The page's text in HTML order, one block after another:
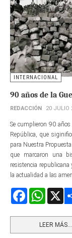
INTERNACIONAL
90 años de la
REDACCIÓN 20 JULIO
Se cumplieron 90
República, que
para Nuestra
que marcaron una
resistencia
la actualidad a las
Facebook
LEER